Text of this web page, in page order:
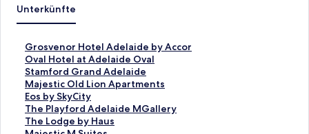
Unterkünfte
Grosvenor Hotel Adelaide by Accor
L
i
n
k
,
d
e
Oval Hotel at Adelaide Oval
L
i
n
k
,
d
Stamford Grand Adelaide
L
i
n
k
,
Majestic Old Lion Apartments
L
i
n
k
Eos by SkyCity
L
i
n
The Playford Adelaide MGallery
L
iThe Lodge by Haus
L